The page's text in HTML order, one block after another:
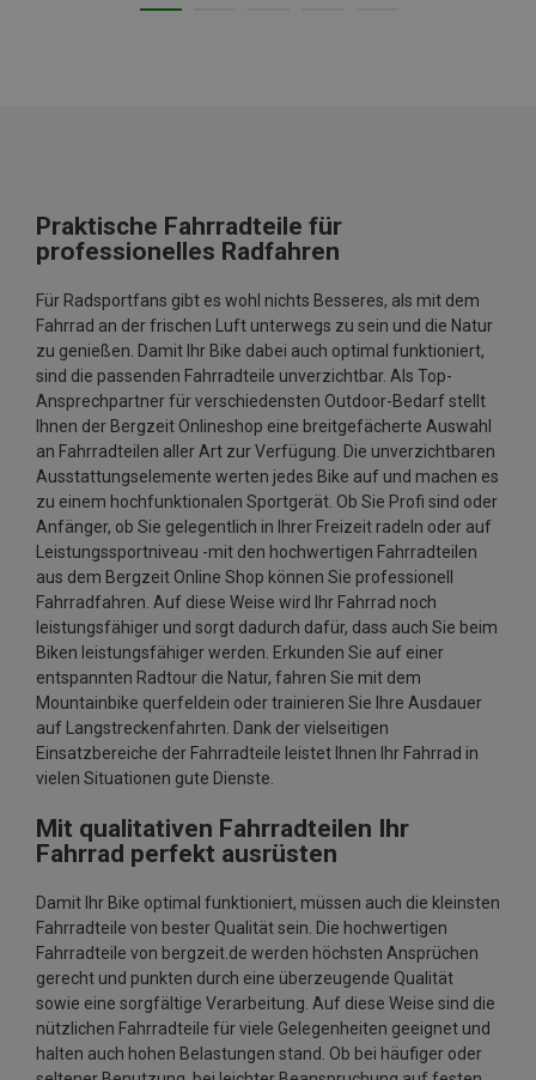
Praktische Fahrradteile für
professionelles Radfahren
Für Radsportfans gibt es wohl nichts Besseres, als mit dem
Fahrrad an der frischen Luft unterwegs zu sein und die Natur
zu genießen. Damit Ihr Bike dabei auch optimal funktioniert,
sind die passenden Fahrradteile unverzichtbar. Als Top-
Ansprechpartner für verschiedensten Outdoor-Bedarf stellt
Ihnen der Bergzeit Onlineshop eine breitgefächerte Auswahl
an Fahrradteilen aller Art zur Verfügung. Die unverzichtbaren
Ausstattungselemente werten jedes Bike auf und machen es
zu einem hochfunktionalen Sportgerät. Ob Sie Profi sind oder
Anfänger, ob Sie gelegentlich in Ihrer Freizeit radeln oder auf
Leistungssportniveau -mit den hochwertigen Fahrradteilen
aus dem Bergzeit Online Shop können Sie professionell
Fahrradfahren. Auf diese Weise wird Ihr Fahrrad noch
leistungsfähiger und sorgt dadurch dafür, dass auch Sie beim
Biken leistungsfähiger werden. Erkunden Sie auf einer
entspannten Radtour die Natur, fahren Sie mit dem
Mountainbike querfeldein oder trainieren Sie Ihre Ausdauer
auf Langstreckenfahrten. Dank der vielseitigen
Einsatzbereiche der Fahrradteile leistet Ihnen Ihr Fahrrad in
vielen Situationen gute Dienste.
Mit qualitativen Fahrradteilen Ihr
Fahrrad perfekt ausrüsten
Damit Ihr Bike optimal funktioniert, müssen auch die kleinsten
Fahrradteile von bester Qualität sein. Die hochwertigen
Fahrradteile von bergzeit.de werden höchsten Ansprüchen
gerecht und punkten durch eine überzeugende Qualität
sowie eine sorgfältige Verarbeitung. Auf diese Weise sind die
nützlichen Fahrradteile für viele Gelegenheiten geeignet und
halten auch hohen Belastungen stand. Ob bei häufiger oder